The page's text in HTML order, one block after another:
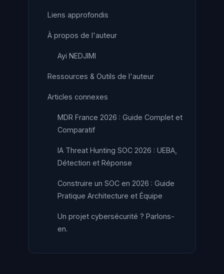
Liens approfondis
À propos de l'auteur
Ayi NEDJIMI
Ressources & Outils de l'auteur
Articles connexes
MDR France 2026 : Guide Complet et
Comparatif
IA Threat Hunting SOC 2026 : UEBA,
Détection et Réponse
Construire un SOC en 2026 : Guide
Pratique Architecture et Équipe
Un projet cybersécurité ? Parlons-
en.